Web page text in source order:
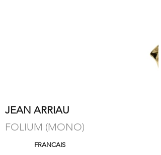
JEAN ARRIAU
FOLIUM (MONO)
FRANCAIS